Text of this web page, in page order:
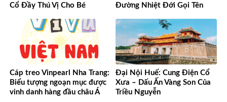
Cổ Đầy Thú Vị Cho Bé
Đường Nhiệt Đới Gọi Tên
Cáp treo Vinpearl Nha Trang:
Biểu tượng ngoạn mục được
vinh danh hàng đầu châu Á
Đại Nội Huế: Cung Điện Cổ
Xưa – Dấu Ấn Vàng Son Của
Triều Nguyễn